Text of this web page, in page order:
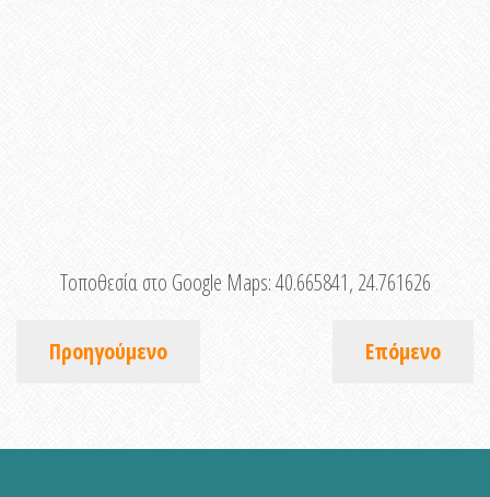
Τοποθεσία στο Google Maps:40.665841, 24.761626
Προηγούμενο Επόμενο